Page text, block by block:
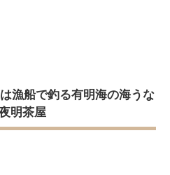
漁船で釣る有明海の海うな
明茶屋